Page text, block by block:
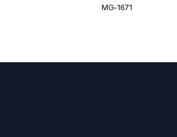
MG-1671